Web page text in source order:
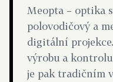
Meopta – optika
polovodičový a
digitální
výrobu a
je pak tradičním